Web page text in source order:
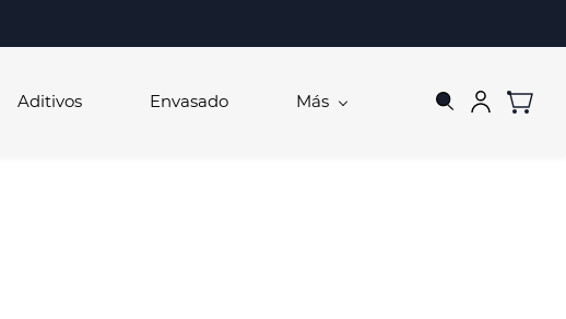
Aditivos Envasado Más